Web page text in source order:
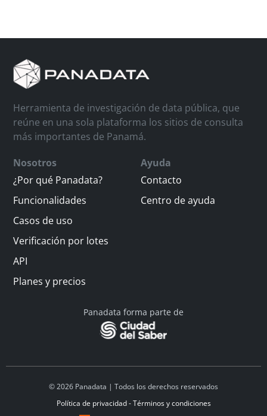
Herramienta de investigación de data pública, que
reúne en una sola plataforma los sitios de consulta
más importantes de Panamá.
Nosotros
¿Por qué Panadata?
Funcionalidades
Casos de uso
Verificación por lotes
API
Planes y precios
Ayuda
Contacto
Centro de ayuda
Panadata forma parte de
© 2026 Panadata | Todos los derechos reservados
Política de privacidad - Términos y condiciones